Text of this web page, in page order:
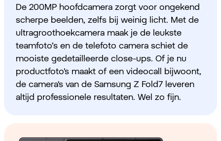
De 200MP hoofdcamera zorgt voor ongekend
scherpe beelden, zelfs bij weinig licht. Met de
ultragroothoekcamera maak je de leukste
teamfoto’s en de telefoto camera schiet de
mooiste gedetailleerde close-ups. Of je nu
productfoto's maakt of een videocall bijwoont,
de camera's van de Samsung Z Fold7 leveren
altijd professionele resultaten. Wel zo fijn.